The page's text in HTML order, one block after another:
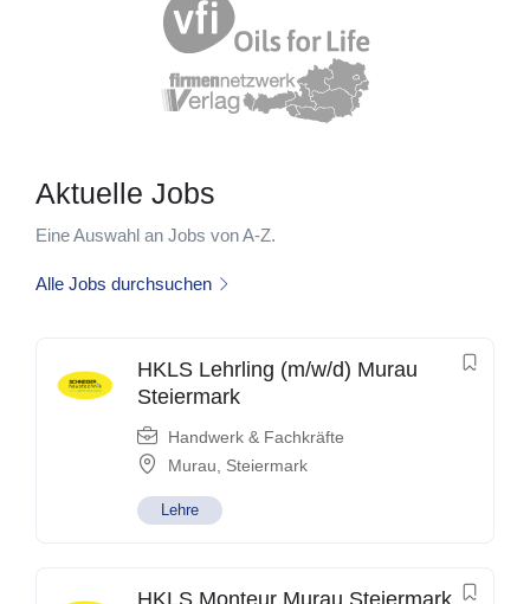
Aktuelle Jobs​
Eine Auswahl an Jobs von A-Z.
Alle Jobs durchsuchen
HKLS Lehrling (m/w/d) Murau
Steiermark
Handwerk & Fachkräfte
Murau
Steiermark
Lehre
HKLS Monteur Murau Steiermark